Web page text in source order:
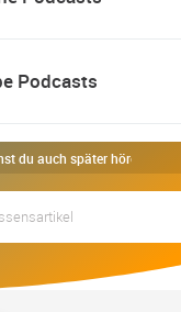
Podcasts
du auch später hören